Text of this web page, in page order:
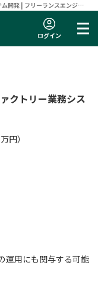
エンジニ
ログイン
クトリー業務シス
円）
運用にも関与する可能